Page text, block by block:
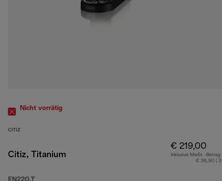
Nicht vorrätig
CITIZ
Citiz, Titanium
€ 219,00
Inklusive MwSt.-Betrag
€ 36,50 (